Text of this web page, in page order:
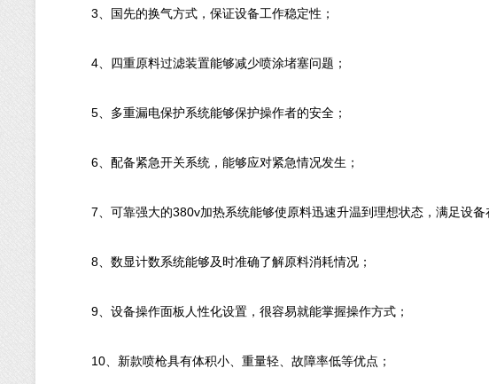
3、国先的换气方式，保证设备工作稳定性；
4、四重原料过滤装置能够减少喷涂堵塞问题；
5、多重漏电保护系统能够保护操作者的安全；
6、配备紧急开关系统，能够应对紧急情况发生；
7、可靠强大的380v加热系统能够使原料迅速升温到理想状态，满足设备
8、数显计数系统能够及时准确了解原料消耗情况；
9、设备操作面板人性化设置，很容易就能掌握操作方式；
10、新款喷枪具有体积小、重量轻、故障率低等优点；